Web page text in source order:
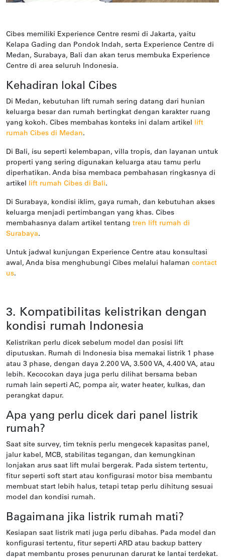
Cibes memiliki Experience Centre resmi di Jakarta, yaitu
Kelapa Gading dan Pondok Indah, serta Experience Centre di
Medan, Surabaya, Bali dan akan terus membuka Experience
Centre di area seluruh Indonesia.
Kehadiran lokal Cibes
Di Medan, kebutuhan lift rumah sering datang dari hunian
keluarga besar dan rumah bertingkat dengan karakter ruang
yang kokoh. Cibes membahas konteks ini dalam artikel
lift
rumah Cibes di Medan.
Di Bali, isu seperti kelembapan, villa tropis, dan layanan untuk
properti yang sering digunakan keluarga atau tamu perlu
diperhatikan. Anda bisa membaca pembahasan ringkasnya di
artikel
lift rumah Cibes di Bali.
Di Surabaya, kondisi iklim, gaya rumah, dan kebutuhan akses
keluarga menjadi pertimbangan yang khas. Cibes
membahasnya dalam artikel tentang tren lift rumah di
Surabaya.
Untuk jadwal kunjungan Experience Centre atau konsultasi
awal, Anda bisa menghubungi Cibes melalui halaman contact
us.
3. Kompatibilitas kelistrikan dengan
kondisi rumah Indonesia
Kelistrikan perlu dicek sebelum model dan posisi lift
diputuskan. Rumah di Indonesia bisa memakai listrik 1 phase
atau 3 phase, dengan daya 2.200 VA, 3.500 VA, 4.400 VA, atau
lebih. Kecocokan daya juga perlu dilihat bersama beban
rumah lain seperti AC, pompa air, water heater, kulkas, dan
perangkat dapur.
Apa yang perlu dicek dari panel listrik
rumah?
Saat site survey, tim teknis perlu mengecek kapasitas panel,
jalur kabel, MCB, stabilitas tegangan, dan kemungkinan
lonjakan arus saat lift mulai bergerak. Pada sistem tertentu,
fitur seperti soft start atau konfigurasi motor bisa membantu
membuat start lebih halus, tetapi tetap perlu dihitung sesuai
model dan kondisi rumah.
Bagaimana jika listrik rumah mati?
Kesiapan saat listrik mati juga perlu dibahas. Pada model dan
konfigurasi tertentu, fitur seperti ARD atau backup battery
dapat membantu proses penurunan darurat ke lantai terdekat.